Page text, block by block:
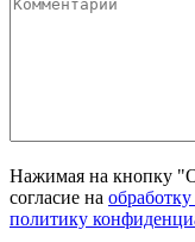
Нажимая на кнопку
согласие на
политику